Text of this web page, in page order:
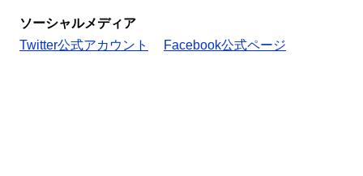
ソーシャルメディア
Twitter公式アカウント
Facebook公式ページ